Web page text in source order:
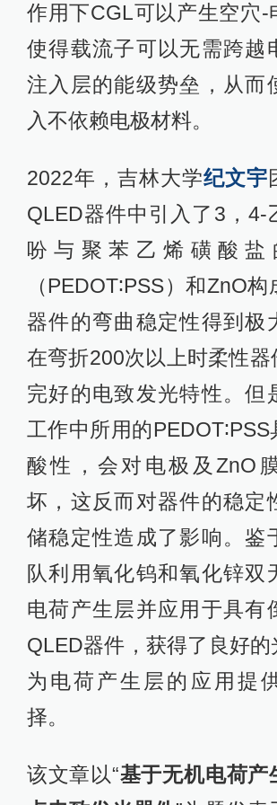
作用下CGL可以产生空穴-
使得载流子可以无需跨越
注入层的能级势垒，从而
入不依赖电极材料。
2022年，吉林大学纪文宇
QLED器件中引入了3，4-
吩与聚苯乙烯磺酸盐
（PEDOT∶PSS）和ZnO构
器件的弯曲稳定性得到极
在弯折200次以上时柔性器
完好的电致发光特性。但
工作中所用的
酸性，会对电极及ZnO
坏，这反而对器件的稳定
储稳定性造成了影响。鉴
队利用氧化钨和氧化锌双
电荷产生层并应用于具有
QLED器件，获得了良好的
为电荷产生层的应用提
择。
该文章以“基于无机电荷产